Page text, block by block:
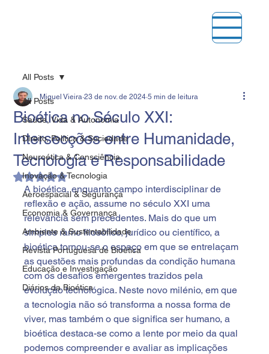
All Posts
Saúde, Vida & Autonomia
Direito, Política & Sociedade
Neuroética & Consciência
Inovação & Tecnologia
Aeroespacial & Segurança
Economia & Governança
Ambiente & Sustentabilidade
Revista Portuguesa de Bioética
Educação e Investigação
Diários da Bioética
All Posts
Bioética no Século XXI:
Intersecções entre Humanidade,
Tecnologia e Responsabilidade
Miguel Vieira 23 de nov. de 2024 5 min de leitura
Avaliado com NaN de 5 estrelas.
A bioética, enquanto campo interdisciplinar de
reflexão e ação, assume no século XXI uma
relevância sem precedentes. Mais do que um
simples ramo filosófico, jurídico ou científico, a
bioética tornou-se o espaço em que se entrelaçam
as questões mais profundas da condição humana
com os desafios emergentes trazidos pela
evolução tecnológica. Neste novo milénio, em que
a tecnologia não só transforma a nossa forma de
viver, mas também o que significa ser humano, a
bioética destaca-se como a lente por meio da qual
podemos compreender e avaliar as implicações